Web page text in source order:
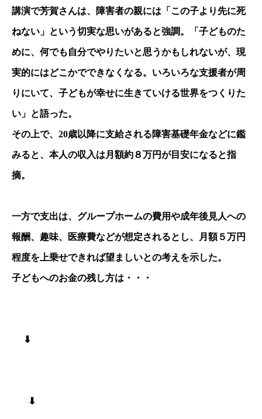
講演で芳賀さんは、障害者の親には「この子より先に死
ねない」という切実な思いがあると強調。「子どものた
めに、何でも自分でやりたいと思うかもしれないが、現
実的にはどこかでできなくなる。いろいろな支援者が周
りにいて、子どもが幸せに生きていける世界をつくりた
い」と語った。
その上で、20歳以降に支給される障害基礎年金などに鑑
みると、本人の収入は月額約８万円が目安になると指
摘。
一方で支出は、グループホームの費用や成年後見人への
報酬、趣味、医療費などが想定されるとし、月額５万円
程度を上乗せできれば望ましいとの考えを示した。
子どもへのお金の残し方は・・・
⬇︎
⬇︎